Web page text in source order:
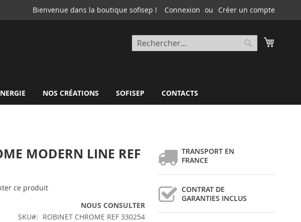
Bienvenue dans la boutique sofisep ! Connexion Créer un compte
Rechercher
NOS CRÉATIONS SOFISEP CONTACTS
MODERN LINE REF
ce produit
NOUS CONSULTER
SKU
ROBINET CHROME REF 330254
TRANSPORT EN
FRANCE
CONTRAT DE
GARANTIES INCLUS